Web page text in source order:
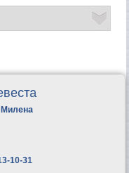
Милена
10-31